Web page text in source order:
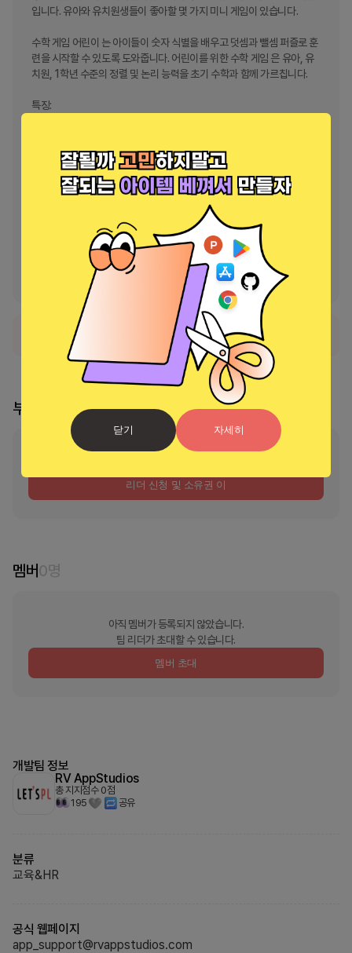
닫기 자세히
입니다. 유아와 유치원생들이 좋아할 몇 가지 미니 게임이 있습니다.
수학 게임 어린이 는 아이들이 숫자 식별을 배우고 덧셈과 뺄셈 퍼즐로 훈
련을 시작할 수 있도록 도와줍니다. 어린이를 위한 수학 게임 은 유아, 유
치원, 1학년 수준의 정렬 및 논리 능력을 초기 수학과 함께 가르칩니다.
특징:
- 스티커, 인증서 및 기타 보너스
- 광고 없이 완전한 기능의 무료
어린이 수학 게임 에는 계산, 비교, 더하기, 빼기, 퀴즈 등의 미니 게임이
많이 있습니다. 어린이용 수학 에는 성인이 자녀의 진행 상황을 모니터링
하고 관리하는 데 도움이 되는 여러 기능도 있습니다.
미취학 아동이 덧셈, 뺄셈, 계산 및 수학을 배울 수 있는 재미있는 게임! 이
앱은 인앱 구매나 제3자 광고가 없는 완전 무료 교육용 게임입니다.
정식 서비스로 출시되었습니다.
부스 리더
리더 신청 및 소유권 이
멤버0명
아직 멤버가 등록되지 않았습니다.
팀 리더가 초대할 수 있습니다.
멤버 초대
개발팀 정보
RV AppStudios
총 지지점수 0점
195
공유
분류
교육&HR
공식 웹페이지
app_support@rvappstudios.com